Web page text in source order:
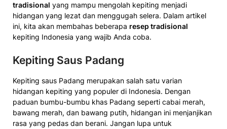
tradisional yang mampu mengolah kepiting menjadi
hidangan yang lezat dan menggugah selera. Dalam artikel
ini, kita akan membahas beberapa resep tradisional
kepiting Indonesia yang wajib Anda coba.
Kepiting Saus Padang
Kepiting saus Padang merupakan salah satu varian
hidangan kepiting yang populer di Indonesia. Dengan
paduan bumbu-bumbu khas Padang seperti cabai merah,
bawang merah, dan bawang putih, hidangan ini menjanjikan
rasa yang pedas dan berani. Jangan lupa untuk